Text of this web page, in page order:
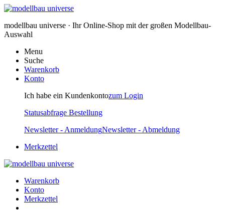
modellbau universe · Ihr Online-Shop mit der großen Modellbau-
Auswahl
Menu
Suche
Warenkorb
Konto
Ich habe ein Kundenkontozum Login
Statusabfrage Bestellung
Newsletter - AnmeldungNewsletter - Abmeldung
Merkzettel
Warenkorb
Konto
Merkzettel